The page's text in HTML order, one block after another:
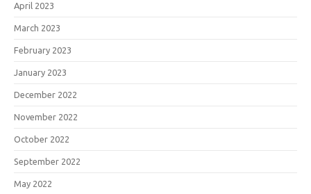
April 2023
March 2023
February 2023
January 2023
December 2022
November 2022
October 2022
September 2022
May 2022